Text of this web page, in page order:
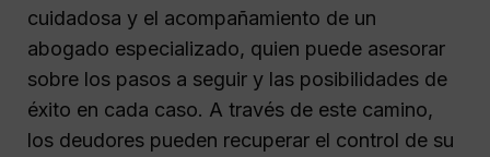
cuidadosa y el acompañamiento de un
abogado especializado, quien puede asesorar
sobre los pasos a seguir y las posibilidades de
éxito en cada caso. A través de este camino,
los deudores pueden recuperar el control de su